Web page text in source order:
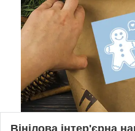
Вінілова інтер'єрна